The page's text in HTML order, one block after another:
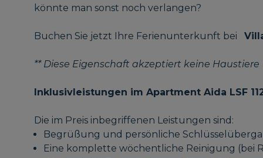
könnte man sonst noch verlangen?
Buchen Sie jetzt Ihre Ferienunterkunft bei
** Diese Eigenschaft akzeptiert keine Haustiere
Inklusivleistungen im Apartment Aida LSF
Die im Preis inbegriffenen Leistungen sind:
Begrüßung und persönliche
Eine komplette wöchentliche Reinigung (bei